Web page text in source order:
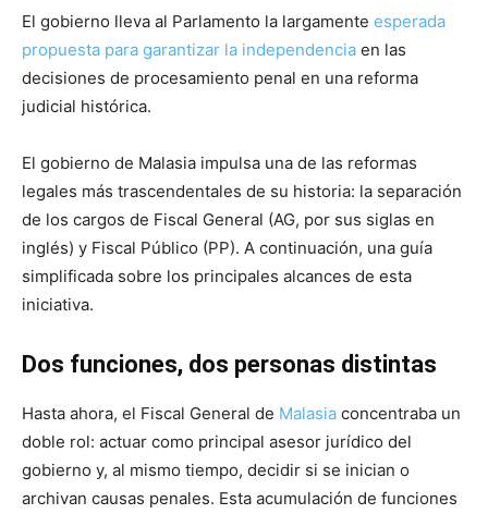
El gobierno lleva al Parlamento la largamente esperada
propuesta para garantizar la independencia en las
decisiones de procesamiento penal en una reforma
judicial histórica.
El gobierno de Malasia impulsa una de las reformas
legales más trascendentales de su historia: la separación
de los cargos de Fiscal General (AG, por sus siglas en
inglés) y Fiscal Público (PP). A continuación, una guía
simplificada sobre los principales alcances de esta
iniciativa.
Dos funciones, dos personas distintas
Hasta ahora, el Fiscal General de Malasia concentraba un
doble rol: actuar como principal asesor jurídico del
gobierno y, al mismo tiempo, decidir si se inician o
archivan causas penales. Esta acumulación de funciones